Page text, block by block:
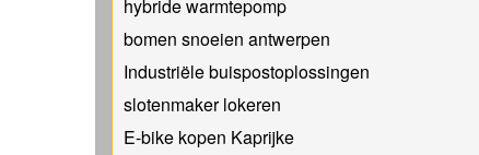
hybride warmtepomp
bomen snoeien antwerpen
Industriële buispostoplossingen
slotenmaker lokeren
E-bike kopen Kaprijke